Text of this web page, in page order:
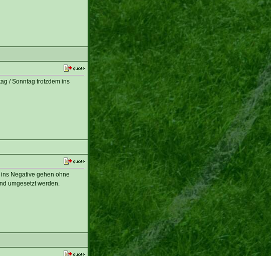
/ Sonntag trotzdem ins
Negative gehen ohne
umgesetzt werden.